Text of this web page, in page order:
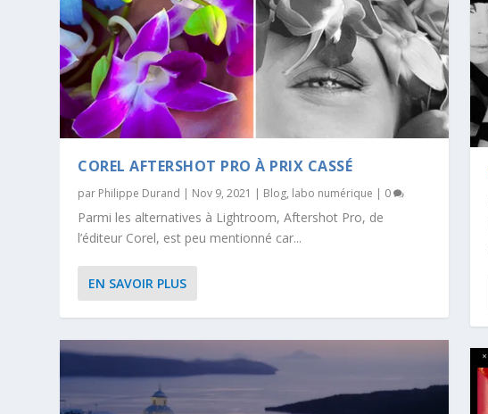
COREL AFTERSHOT PRO À PRIX CASSÉ
par Philippe Durand | Nov 9, 2021 | Blog, labo numérique | 0
Parmi les alternatives à Lightroom, Aftershot Pro, de
l’éditeur Corel, est peu mentionné car...
EN SAVOIR PLUS